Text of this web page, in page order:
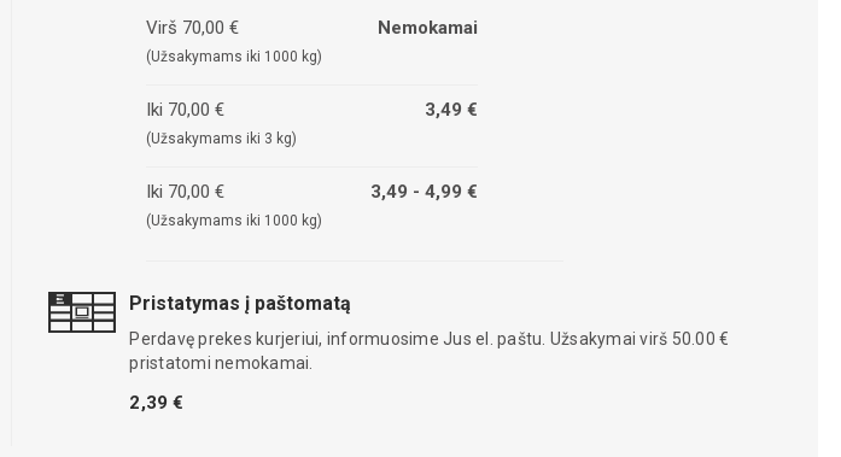
Virš 70,00 €
(Užsakymams iki 1000 kg)
Nemokamai
Iki 70,00 €
(Užsakymams iki 3 kg)
3,49 €
Iki 70,00 €
(Užsakymams iki 1000 kg)
3,49 - 4,99 €
Pristatymas į paštomatą
Perdavę prekes kurjeriui, informuosime Jus el. paštu. Užsakymai virš 50.00 €
pristatomi nemokamai.
2,39 €